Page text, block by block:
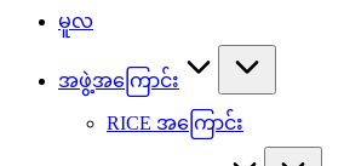
မူလ
အဖွဲ့အကြောင်း
RICE အကြောင်း